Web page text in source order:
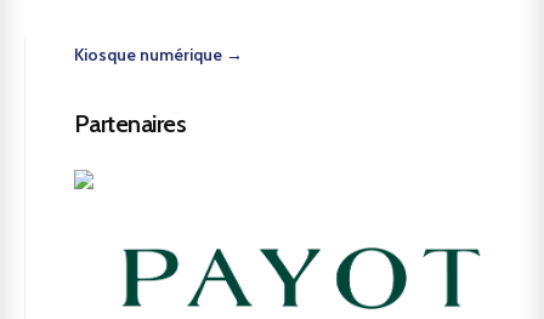
Kiosque numérique →
Partenaires